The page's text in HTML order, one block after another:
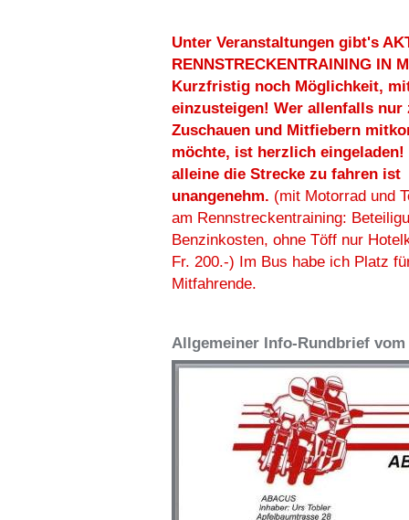
Unter Veranstaltungen gibt's
RENNSTRECKENTRAINING IN
Kurzfristig noch Möglichkeit,
einzusteigen! Wer allenfalls nur
Zuschauen und Mitfiebern
möchte, ist herzlich eingeladen!
alleine die Strecke zu fahren ist
unangenehm. (mit Motorrad und
am Rennstreckentraining:
Benzinkosten, ohne Töff nur
Fr. 200.-) Im Bus habe ich Platz
Mitfahrende.
Allgemeiner Info-Rundbrief vom